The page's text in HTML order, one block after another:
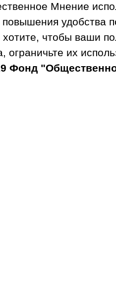
Мнение
удобства
чтобы ваши
ограничьте их
Фонд